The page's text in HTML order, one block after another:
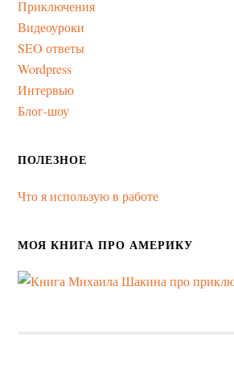
Приключения
Видеоуроки
SEO ответы
Wordpress
Интервью
Блог-шоу
ПОЛЕЗНОЕ
Что я использую в работе
МОЯ КНИГА ПРО АМЕРИКУ